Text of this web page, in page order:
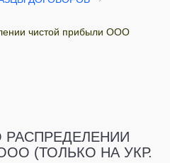
чистой прибыли ООО
РАСПРЕДЕЛЕНИИ
(ТОЛЬКО НА УКР.